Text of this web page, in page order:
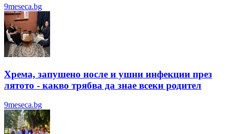
9meseca.bg
Хрема, запушено носле и ушни инфекции през
лятотo - какво трябва да знае всеки родител
9meseca.bg